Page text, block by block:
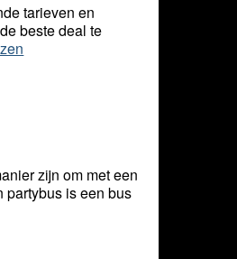
tarieven en
beste deal te
zijn om met een
partybus is een bus